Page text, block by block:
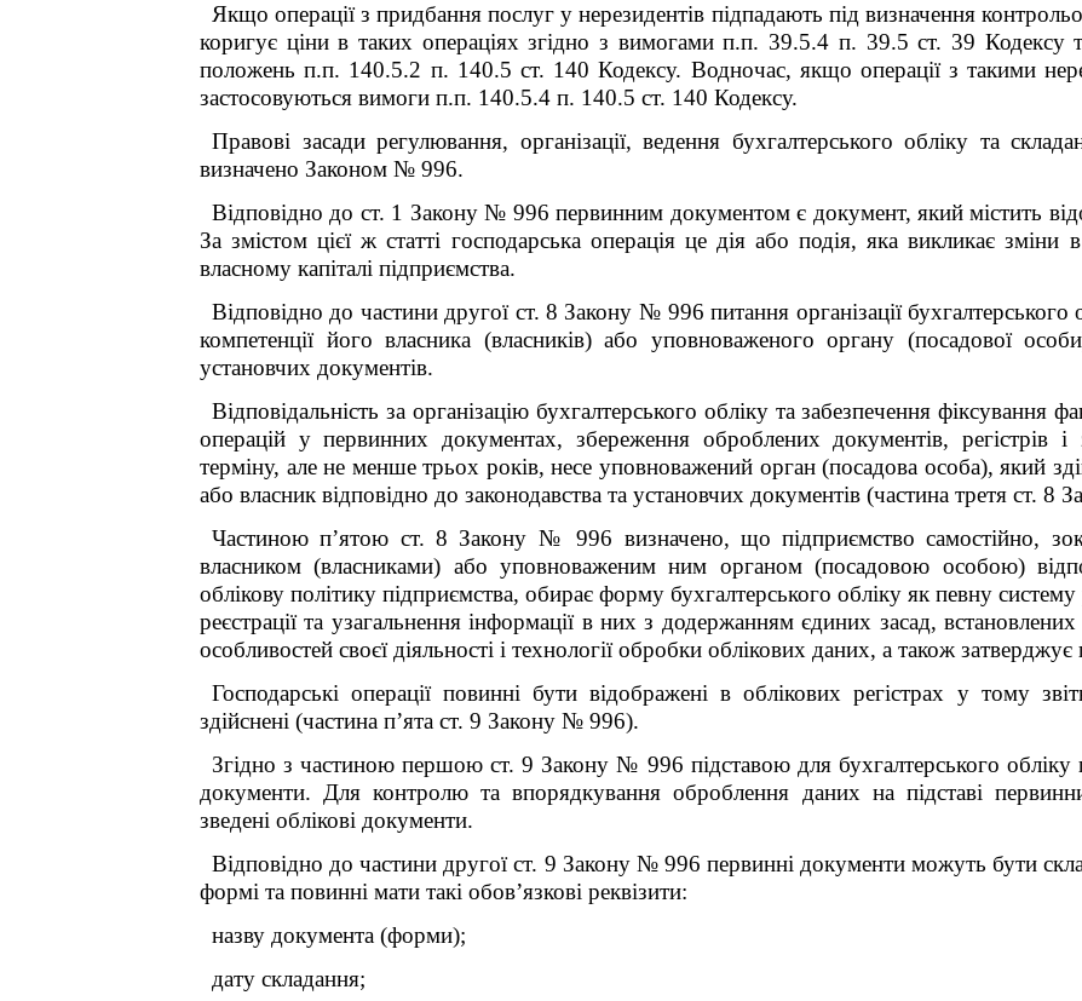
Якщо операції з придбання послуг у нерезидентів підпадають під визначення
коригує ціни в таких операціях згідно з вимогами п.п. 39.5.4 п. 39.5 ст. 39 Кодексу
положень п.п. 140.5.2 п. 140.5 ст. 140 Кодексу. Водночас, якщо операції з такими
застосовуються вимоги п.п. 140.5.4 п. 140.5 ст. 140 Кодексу.
Правові засади регулювання, організації, ведення бухгалтерського обліку та
визначено Законом № 996.
Відповідно до ст. 1 Закону № 996 первинним документом є документ, який містить
За змістом цієї ж статті господарська операція це дія або подія, яка викликає зміни
власному капіталі підприємства.
Відповідно до частини другої ст. 8 Закону № 996 питання організації бухгалтерського
компетенції його власника (власників) або уповноваженого органу (посадової
установчих документів.
Відповідальність за організацію бухгалтерського обліку та забезпечення фіксування
операцій у первинних документах, збереження оброблених документів, регістрів і
терміну, але не менше трьох років, несе уповноважений орган (посадова особа), який
або власник відповідно до законодавства та установчих документів (частина третя ст. 8
Частиною п’ятою ст. 8 Закону № 996 визначено, що підприємство самостійно,
власником (власниками) або уповноваженим ним органом (посадовою особою)
облікову політику підприємства, обирає форму бухгалтерського обліку як певну систему
реєстрації та узагальнення інформації в них з додержанням єдиних засад,
особливостей своєї діяльності і технології обробки облікових даних, а також
Господарські операції повинні бути відображені в облікових регістрах у тому
здійснені (частина п’ята ст. 9 Закону № 996).
Згідно з частиною першою ст. 9 Закону № 996 підставою для бухгалтерського обліку
документи. Для контролю та впорядкування оброблення даних на підставі
зведені облікові документи.
Відповідно до частини другої ст. 9 Закону № 996 первинні документи можуть бути
формі та повинні мати такі обов’язкові реквізити:
назву документа (форми);
дату складання;